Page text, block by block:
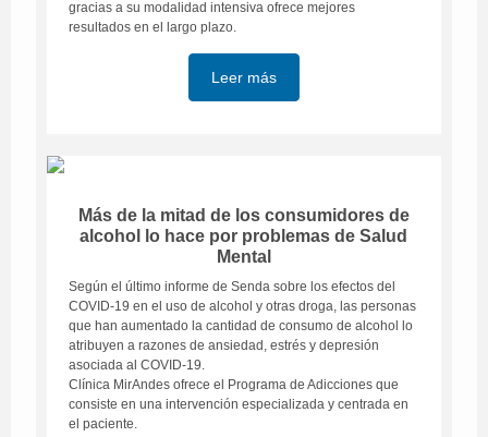
gracias a su modalidad intensiva ofrece mejores
resultados en el largo plazo.
Leer más
Más de la mitad de los consumidores de
alcohol lo hace por problemas de Salud
Mental
Según el último informe de Senda sobre los efectos del
COVID-19 en el uso de alcohol y otras droga, las personas
que han aumentado la cantidad de consumo de alcohol lo
atribuyen a razones de ansiedad, estrés y depresión
asociada al COVID-19.
Clínica MirAndes ofrece el Programa de Adicciones que
consiste en una intervención especializada y centrada en
el paciente.